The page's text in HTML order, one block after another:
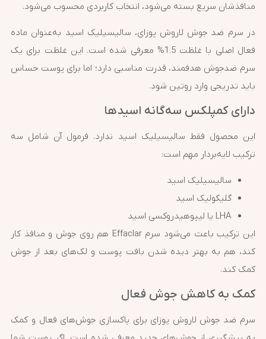
منافذشان سریع بسته می‌شود، انتخاب کاربردی محسوب می‌شود.
در سرم ضد جوش لاروش پوزای، سالیسیلیک اسید به‌عنوان ماده
فعال اصلی با غلظت 1.5% معرفی شده است. این غلظت برای یک
سرم ضدجوش هدفمند، قدرت مناسبی دارد؛ اما برای پوست حساس
باید تدریجی وارد روتین شود.
دارای کمپلکس سه‌گانه اسیدها
این محصول فقط سالیسیلیک اسید ندارد. فرمول آن شامل سه
ترکیب لایه‌بردار مهم است:
سالیسیلیک اسید
گلیکولیک اسید
LHA یا لیپوهیدروکسی اسید
این ترکیب باعث می‌شود سرم Effaclar هم روی جوش و منافذ کار
کند، هم به بهتر دیده شدن بافت پوست و لک‌های بعد از جوش
کمک کند.
کمک به کاهش جوش فعال
سرم ضد جوش لاروش پوزای برای پاکسازی جوش‌های فعال و کمک